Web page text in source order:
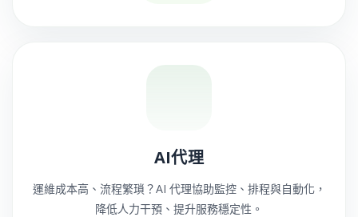
AI代理
運維成本高、流程繁瑣？AI 代理協助監控、排程與自動化，
降低人力干預、提升服務穩定性。